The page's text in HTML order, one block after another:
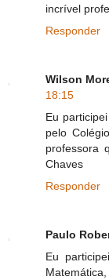
incrível
Responder
Wilson
18:15
Eu
pelo
professora
Chaves
Responder
Paulo
Eu